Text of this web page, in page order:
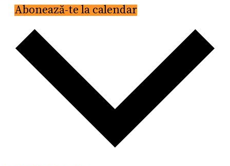
Abonează-te la calendar